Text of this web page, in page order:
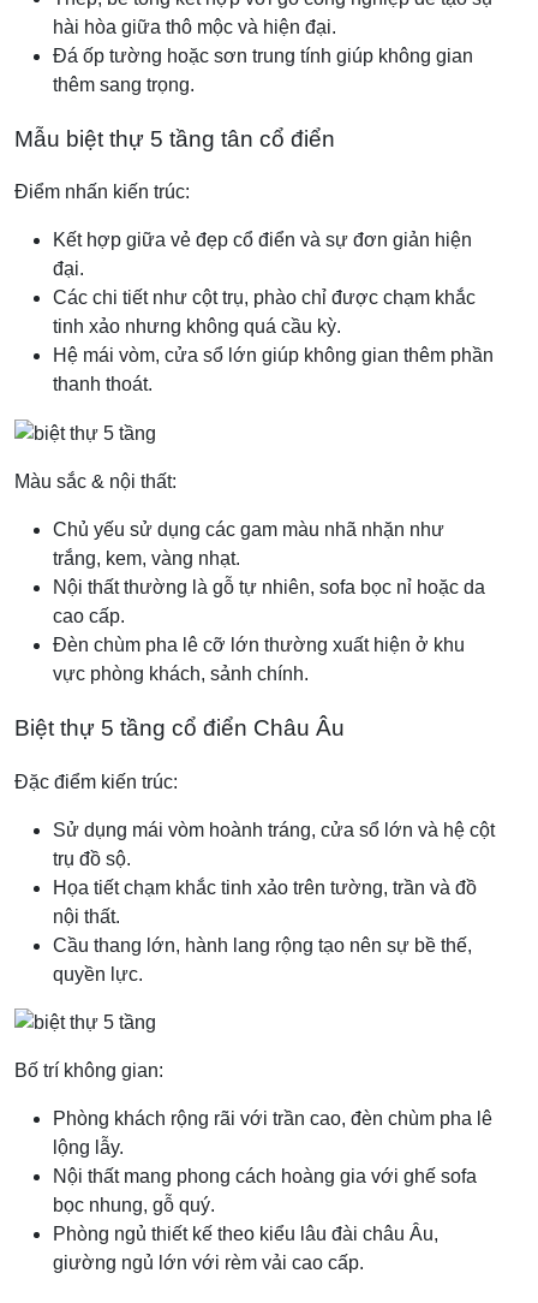
hài hòa giữa thô mộc và hiện đại.
Đá ốp tường hoặc sơn trung tính giúp không gian
thêm sang trọng.
Mẫu biệt thự 5 tầng tân cổ điển
Điểm nhấn kiến trúc:
Kết hợp giữa vẻ đẹp cổ điển và sự đơn giản hiện
đại.
Các chi tiết như cột trụ, phào chỉ được chạm khắc
tinh xảo nhưng không quá cầu kỳ.
Hệ mái vòm, cửa sổ lớn giúp không gian thêm phần
thanh thoát.
Màu sắc & nội thất:
Chủ yếu sử dụng các gam màu nhã nhặn như
trắng, kem, vàng nhạt.
Nội thất thường là gỗ tự nhiên, sofa bọc nỉ hoặc da
cao cấp.
Đèn chùm pha lê cỡ lớn thường xuất hiện ở khu
vực phòng khách, sảnh chính.
Biệt thự 5 tầng cổ điển Châu Âu
Đặc điểm kiến trúc:
Sử dụng mái vòm hoành tráng, cửa sổ lớn và hệ cột
trụ đồ sộ.
Họa tiết chạm khắc tinh xảo trên tường, trần và đồ
nội thất.
Cầu thang lớn, hành lang rộng tạo nên sự bề thế,
quyền lực.
Bố trí không gian:
Phòng khách rộng rãi với trần cao, đèn chùm pha lê
lộng lẫy.
Nội thất mang phong cách hoàng gia với ghế sofa
bọc nhung, gỗ quý.
Phòng ngủ thiết kế theo kiểu lâu đài châu Âu,
giường ngủ lớn với rèm vải cao cấp.